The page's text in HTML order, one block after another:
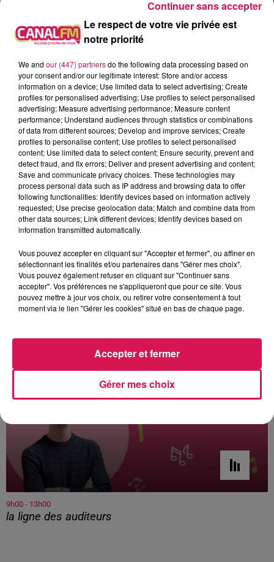
À L'ANTENNE
9h00 - 13h00
la ligne des auditeurs
Le respect de votre vie privée est
notre priorité
We and our (447) partnersdo the following data processing based on
your consent and/or our legitimate interest: Store and/or access
information on a device; Use limited data to select advertising; Create
profiles for personalised advertising; Use profiles to select personalised
advertising; Measure advertising performance; Measure content
performance; Understand audiences through statistics or combinations
of data from different sources; Develop and improve services; Create
profiles to personalise content; Use profiles to select personalised
content; Use limited data to select content; Ensure security, prevent and
detect fraud, and fix errors; Deliver and present advertising and content;
Save and communicate privacy choices. These technologies may
process personal data such as IP address and browsing data to offer
following functionalities: Identify devices based on information actively
requested; Use precise geolocation data; Match and combine data from
other data sources; Link different devices; Identify devices based on
information transmitted automatically.
Vous pouvez accepter en cliquant sur "Accepter et fermer", ou affiner en
sélectionnant les finalités et/ou partenaires dans "Gérer mes choix".
Vous pouvez également refuser en cliquant sur "Continuer sans
accepter". Vos préférences ne s'appliqueront que pour ce site. Vous
pouvez mettre à jour vos choix, ou retirer votre consentement à tout
moment via le lien "Gérer les cookies" situé en bas de chaque page.
Gérer mes choix
Accepter et fermer
Continuer sans accepter